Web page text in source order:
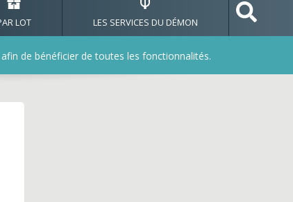
LOT LES SERVICES DU DÉMON
de bénéficier de toutes les fonctionnalités.